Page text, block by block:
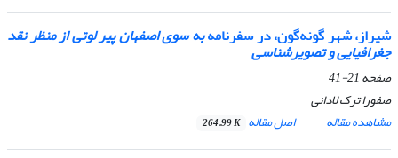
شیراز، شهر گونه‌گون، در سفرنامهبه سوی اصفهانپیر لوتی از منظر نقد
جغرافیایی و تصویرشناسی
صفحه21-41
صفورا ترک لادانی
مشاهده مقاله
اصل مقاله 264.99 K